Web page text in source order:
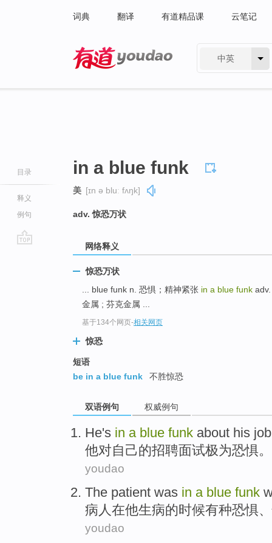
词典 翻译 有道精品课 云笔记
中英
目录
释义
例句
in a blue funk
美 [ɪn ə bluː fʌŋk]
adv. 惊恐万状
网络释义
惊恐万状
... blue funk n. 恐惧；精神紧张 in a blue funk
金属 ; 芬克金属 ...
基于134个网页-相关网页
惊恐
短语
be in a blue funk
不胜惊恐
双语例句 权威例句
He's in a blue funk about his job
他对自己的招聘面试极为恐惧。
youdao
The patient was in a blue funk
病人 在他生病的时候有种恐惧、
youdao